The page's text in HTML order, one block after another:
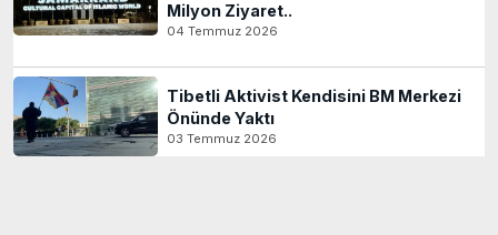
Milyon Ziyaret..
04 Temmuz 2026
Tibetli Aktivist Kendisini BM Merkezi
Önünde Yaktı
03 Temmuz 2026